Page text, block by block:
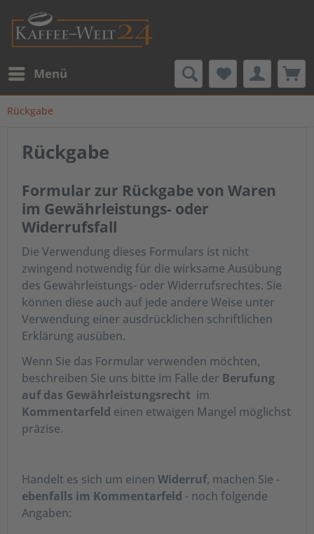
Menü
Rückgabe
Rückgabe
Formular zur Rückgabe von Waren
im Gewährleistungs- oder
Widerrufsfall
Die Verwendung dieses Formulars ist nicht
zwingend notwendig für die wirksame Ausübung
des Gewährleistungs- oder Widerrufsrechtes. Sie
können diese auch auf jede andere Weise unter
Verwendung einer ausdrücklichen schriftlichen
Erklärung ausüben.
Wenn Sie das Formular verwenden möchten,
beschreiben Sie uns bitte im Falle der Berufung
auf das Gewährleistungsrecht im
Kommentarfeld einen etwaigen Mangel möglichst
präzise.
Handelt es sich um einen Widerruf, machen Sie -
ebenfalls im Kommentarfeld - noch folgende
Angaben: